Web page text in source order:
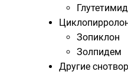
Глутетимид
Зопиклон
Золпидем
Другие